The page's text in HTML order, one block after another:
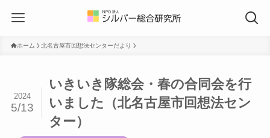
ホーム 北名古屋市回想法センターだより
いきいき隊総会・春の合同会を行
いました（北名古屋市回想法セン
ター）
2024
5/13